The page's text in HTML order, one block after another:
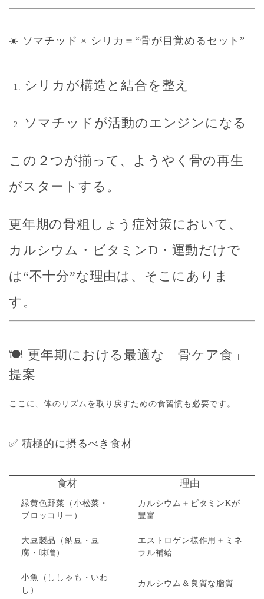
☀️ ソマチッド × シリカ＝“骨が目覚めるセット”
シリカが構造と結合を整え
ソマチッドが活動のエンジンになる
この２つが揃って、ようやく骨の再生
がスタートする。
更年期の骨粗しょう症対策において、
カルシウム・ビタミンD・運動だけで
は“不十分”な理由は、そこにありま
す。
🍽 更年期における最適な「骨ケア食」
提案
ここに、体のリズムを取り戻すための食習慣も必要です。
✅ 積極的に摂るべき食材
食材 理由
緑黄色野菜（小松菜・
ブロッコリー）
カルシウム＋ビタミンKが
豊富
大豆製品（納豆・豆
腐・味噌）
エストロゲン様作用＋ミネ
ラル補給
小魚（ししゃも・いわ
し）
カルシウム＆良質な脂質